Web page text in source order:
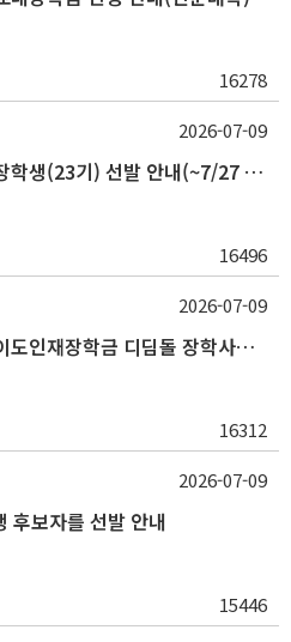
16278
2026-2학기 순득장학재단 장학생(23기) 선발 안내(~7/27 10:00)
16496
2026-07-09
세종연구원 2026년도 세종이도인재장학금 디딤돌 장학사업 학자금대출 관련분야(원금상환, 이자지원) 신청 사업 안내
16312
2026-07-09
후보자를 선발 안내
15446
2026-07-09